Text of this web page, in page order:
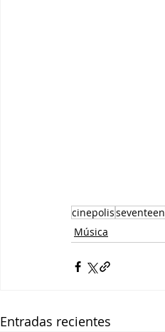
cinepolisseventeen
Música
Entradas recientes